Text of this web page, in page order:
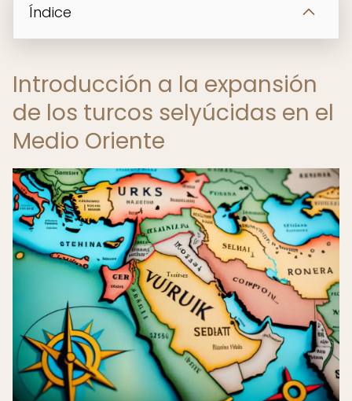
Índice
Introducción a la expansión
de los turcos selyúcidas en el
Medio Oriente